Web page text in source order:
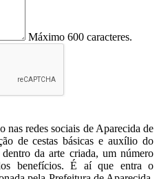
Máximo 600 caracteres.
redes sociais de Aparecida de
de cestas básicas e auxílio do
da arte criada, um número
benefícios. É aí que entra o